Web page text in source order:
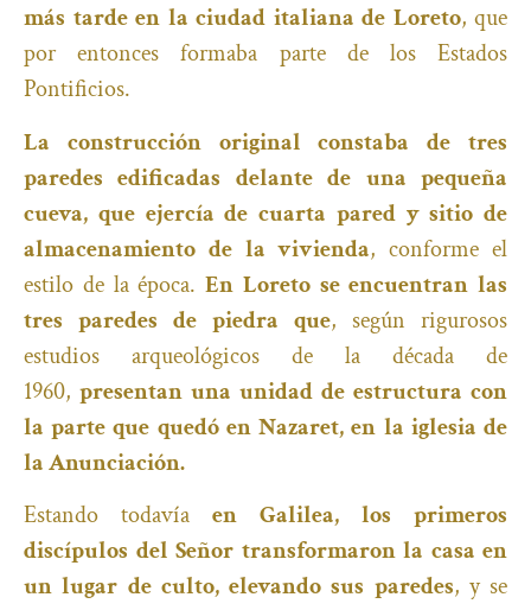
más tarde en la ciudad italiana de Loreto, que
por entonces formaba parte de los Estados
Pontificios.
La construcción original constaba de tres
paredes edificadas delante de una pequeña
cueva, que ejercía de cuarta pared y sitio de
almacenamiento de la vivienda, conforme el
estilo de la época. En Loreto se encuentran las
tres paredes de piedra que, según rigurosos
estudios arqueológicos de la década de
1960, presentan una unidad de estructura con
la parte que quedó en Nazaret, en la iglesia de
la Anunciación.
Estando todavía en Galilea, los primeros
discípulos del Señor transformaron la casa en
un lugar de culto, elevando sus paredes, y se